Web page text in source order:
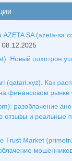
AZETA SA (azeta-
08.12.2025
Новый лохотрон
(qatari.xyz). Как
финансовом рынке
разоблачение
отзывы и реальные
Trust Market